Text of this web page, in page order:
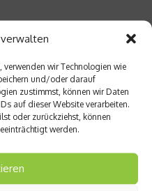
verwenden wir Technologien wie
und/oder darauf
zustimmst, können wir Daten
auf dieser Website verarbeiten.
oder zurückziehst, können
werden.